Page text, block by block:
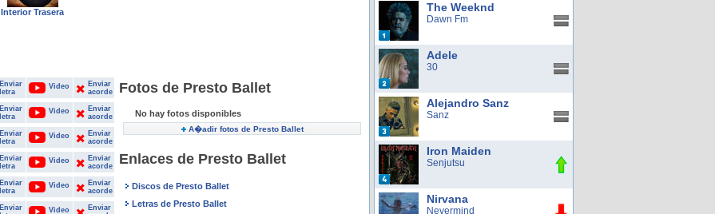
Interior Trasera
Enviar
letra
Video
Enviar
acorde
Enviar
letra
Video
Enviar
acorde
Enviar
letra
Video
Enviar
acorde
Enviar
letra
Video
Enviar
acorde
Enviar
letra
Video
Enviar
acorde
Enviar
Video
Enviar
Fotos de Presto Ballet
No hay fotos disponibles
A�adir fotos de Presto Ballet
Enlaces de Presto Ballet
Discos de Presto Ballet
Letras de Presto Ballet
The Weeknd
Dawn Fm
Adele
30
Alejandro Sanz
Sanz
Iron Maiden
Senjutsu
Nirvana
Nevermind